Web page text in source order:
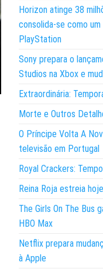
Horizon atinge 38
consolida-se como
PlayStation
Sony prepara o
Studios na Xbox e
Extraordinária:
Morte e Outros
O Príncipe Volta A
televisão em Portugal
Royal Crackers:
Reina Roja estreia
The Girls On The Bus
HBO Max
Netflix prepara
à Apple